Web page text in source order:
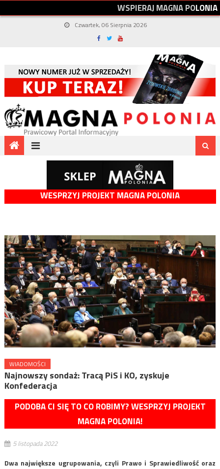
WSPIERAJMAGNAPOLONIA
Czwartek, 06 Sierpnia 2026
WESPRZYJ PROJEKT MAGNA POLONIA
WIADOMOŚCI
Najnowszy sondaż: Tracą PiS i KO, zyskuje
Konfederacja
PODOBA CI SIĘ TO CO ROBIMY? WESPRZYJ PROJEKT
MAGNA POLONIA!
5 listopada 2022
Dwa największe ugrupowania, czyli Prawo i Sprawiedliwość oraz